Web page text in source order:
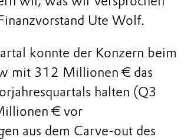
Ute Wolf.
konnte der Konzern beim
mit 312 Millionen € das
halten (Q3
€ vor
aus dem Carve-out des